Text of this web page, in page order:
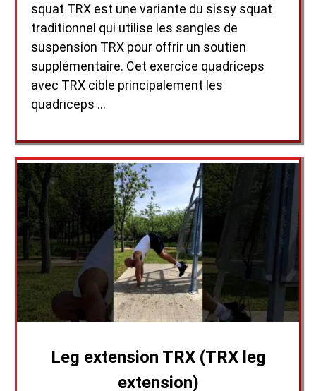
squat TRX est une variante du sissy squat
traditionnel qui utilise les sangles de
suspension TRX pour offrir un soutien
supplémentaire. Cet exercice quadriceps
avec TRX cible principalement les
quadriceps …
Leg extension TRX (TRX leg
extension)